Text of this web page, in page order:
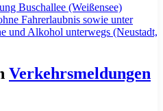
Buschallee (Weißensee)
Fahrerlaubnis sowie unter
und Alkohol unterwegs (Neustadt,
Verkehrsmeldungen